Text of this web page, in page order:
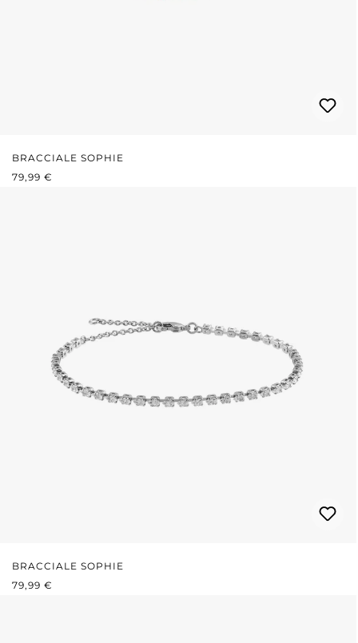
BRACCIALE SOPHIE
PREZZO NORMALE:
79,99 €
BRACCIALE SOPHIE
PREZZO NORMALE:
79,99 €